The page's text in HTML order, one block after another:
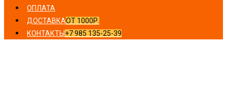
ОПЛАТА
ДОСТАВКАОТ 1000Р.
КОНТАКТЫ +7 985 135-25-39